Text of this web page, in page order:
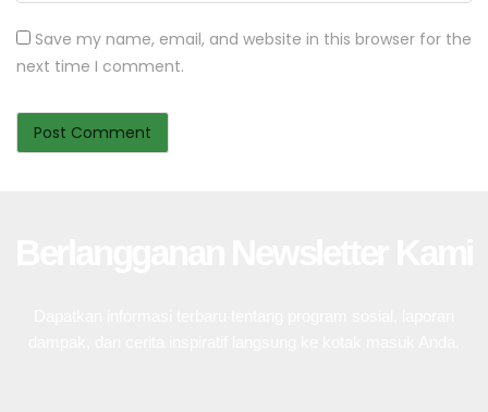
Save my name, email, and website in this browser for the
next time I comment.